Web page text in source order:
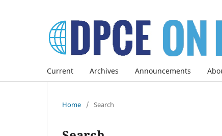
Current Archives Announcements
Home / Search